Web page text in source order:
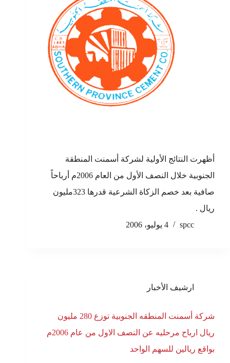
أظهرت النتائج الأولية لشركة أسمنت المنطقة
الجنوبية خلال النصف الأول من العام 2006م أرباحاً
صافية بعد خصم الزكاة الشرعية قدرها 323مليون
ريال .
spcc
4 يوليو، 2006
ارشيف الأخبار
شركة أسمنت المنطقه الجنوبية توزع 280 مليون
ريال ارباح مرحليه عن النصف الاول من عام 2006م
بواقع ريالين للسهم الواحد